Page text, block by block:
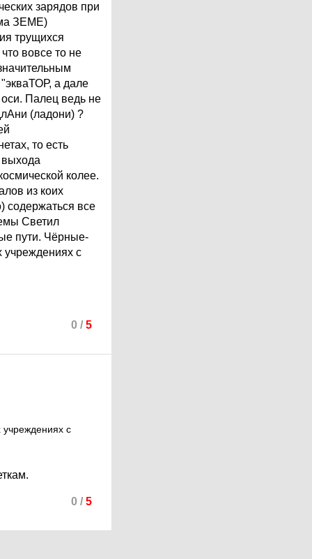
зарядов при
ЗЕМЕ)
трущихся
вовсе то не
а дале
оси. Палец ведь не
(ладони) ?
то есть
выхода
колее.
из коих
содержаться все
Светил
пути. Чёрные-
с
0 / 5
с
0 / 5